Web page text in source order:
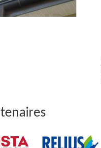
de plusieurs années
de répondre à tous vos